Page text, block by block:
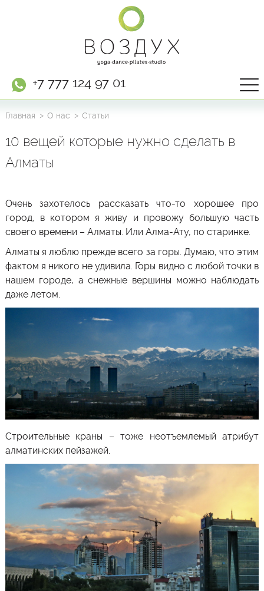
+7 777 124 97 01
Главная О нас Статьи
10 вещей которые нужно сделать в
Алматы
Очень захотелось рассказать что-то хорошее про
город, в котором я живу и провожу большую часть
своего времени – Алматы. Или Алма-Ату, по старинке.
Алматыя люблю прежде всего за горы. Думаю, что этим
фактом я никого не удивила. Горы видно с любой точки в
нашем городе, а снежные вершины можно наблюдать
даже летом.
Строительные краны – тоже неотъемлемый атрибут
алматинских пейзажей.